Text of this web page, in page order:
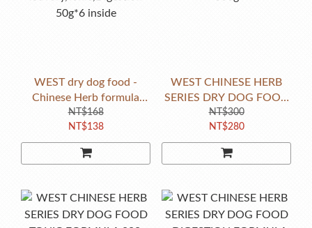
WEST dry dog food -
Chinese Herb formula
SAMPLE mix
:Savory,Tonic,Digestion
50g*6 inside
NT$168
NT$138
WEST CHINESE HERB
SERIES DRY DOG FOOD
-SAVORY FORMULA
800g
NT$300
NT$280